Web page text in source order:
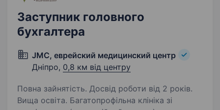
Заступник головного
бухгалтера
JMC, еврейский медицинский центр
Дніпро, 0,8 км від центру
Повна зайнятість. Досвід роботи від 2 років.
Вища освіта. Багатопрофільна клініка зі